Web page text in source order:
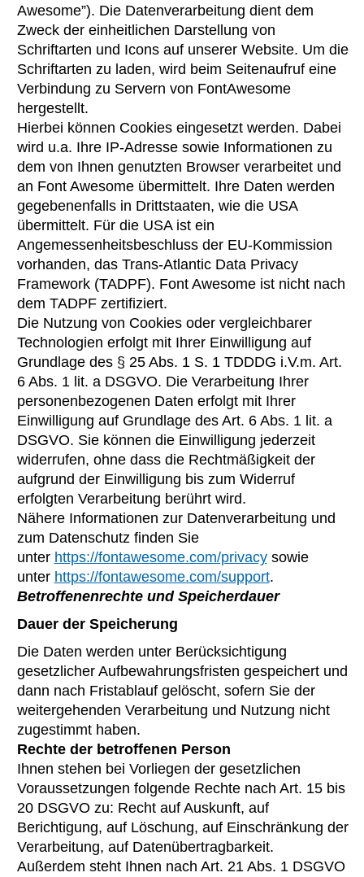
Awesome”). Die Datenverarbeitung dient dem
Zweck der einheitlichen Darstellung von
Schriftarten und Icons auf unserer Website. Um die
Schriftarten zu laden, wird beim Seitenaufruf eine
Verbindung zu Servern von FontAwesome
hergestellt.
Hierbei können Cookies eingesetzt werden. Dabei
wird u.a. Ihre IP-Adresse sowie Informationen zu
dem von Ihnen genutzten Browser verarbeitet und
an Font Awesome übermittelt. Ihre Daten werden
gegebenenfalls in Drittstaaten, wie die USA
übermittelt. Für die USA ist ein
Angemessenheitsbeschluss der EU-Kommission
vorhanden, das Trans-Atlantic Data Privacy
Framework (TADPF). Font Awesome ist nicht nach
dem TADPF zertifiziert.
Die Nutzung von Cookies oder vergleichbarer
Technologien erfolgt mit Ihrer Einwilligung auf
Grundlage des § 25 Abs. 1 S. 1 TDDDG i.V.m. Art.
6 Abs. 1 lit. a DSGVO. Die Verarbeitung Ihrer
personenbezogenen Daten erfolgt mit Ihrer
Einwilligung auf Grundlage des Art. 6 Abs. 1 lit. a
DSGVO. Sie können die Einwilligung jederzeit
widerrufen, ohne dass die Rechtmäßigkeit der
aufgrund der Einwilligung bis zum Widerruf
erfolgten Verarbeitung berührt wird.
Nähere Informationen zur Datenverarbeitung und
zum Datenschutz finden Sie
unter https://fontawesome.com/privacysowie
unter https://fontawesome.com/support.
Betroffenenrechte und Speicherdauer
Dauer der Speicherung
Die Daten werden unter Berücksichtigung
gesetzlicher Aufbewahrungsfristen gespeichert und
dann nach Fristablauf gelöscht, sofern Sie der
weitergehenden Verarbeitung und Nutzung nicht
zugestimmt haben.
Rechte der betroffenen Person
Ihnen stehen bei Vorliegen der gesetzlichen
Voraussetzungen folgende Rechte nach Art. 15 bis
20 DSGVO zu: Recht auf Auskunft, auf
Berichtigung, auf Löschung, auf Einschränkung der
Verarbeitung, auf Datenübertragbarkeit.
Außerdem steht Ihnen nach Art. 21 Abs. 1 DSGVO